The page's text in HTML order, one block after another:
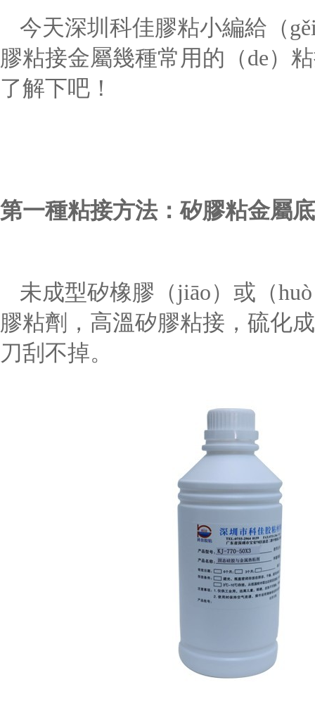
今天深圳科佳膠粘小編給（
膠粘接金屬幾種常用的（de）
了解下吧！
第一種粘接方法：矽膠粘金屬
未成型矽橡膠（jiāo）或（
膠粘劑，高溫矽膠粘接，硫化
刀刮不掉。